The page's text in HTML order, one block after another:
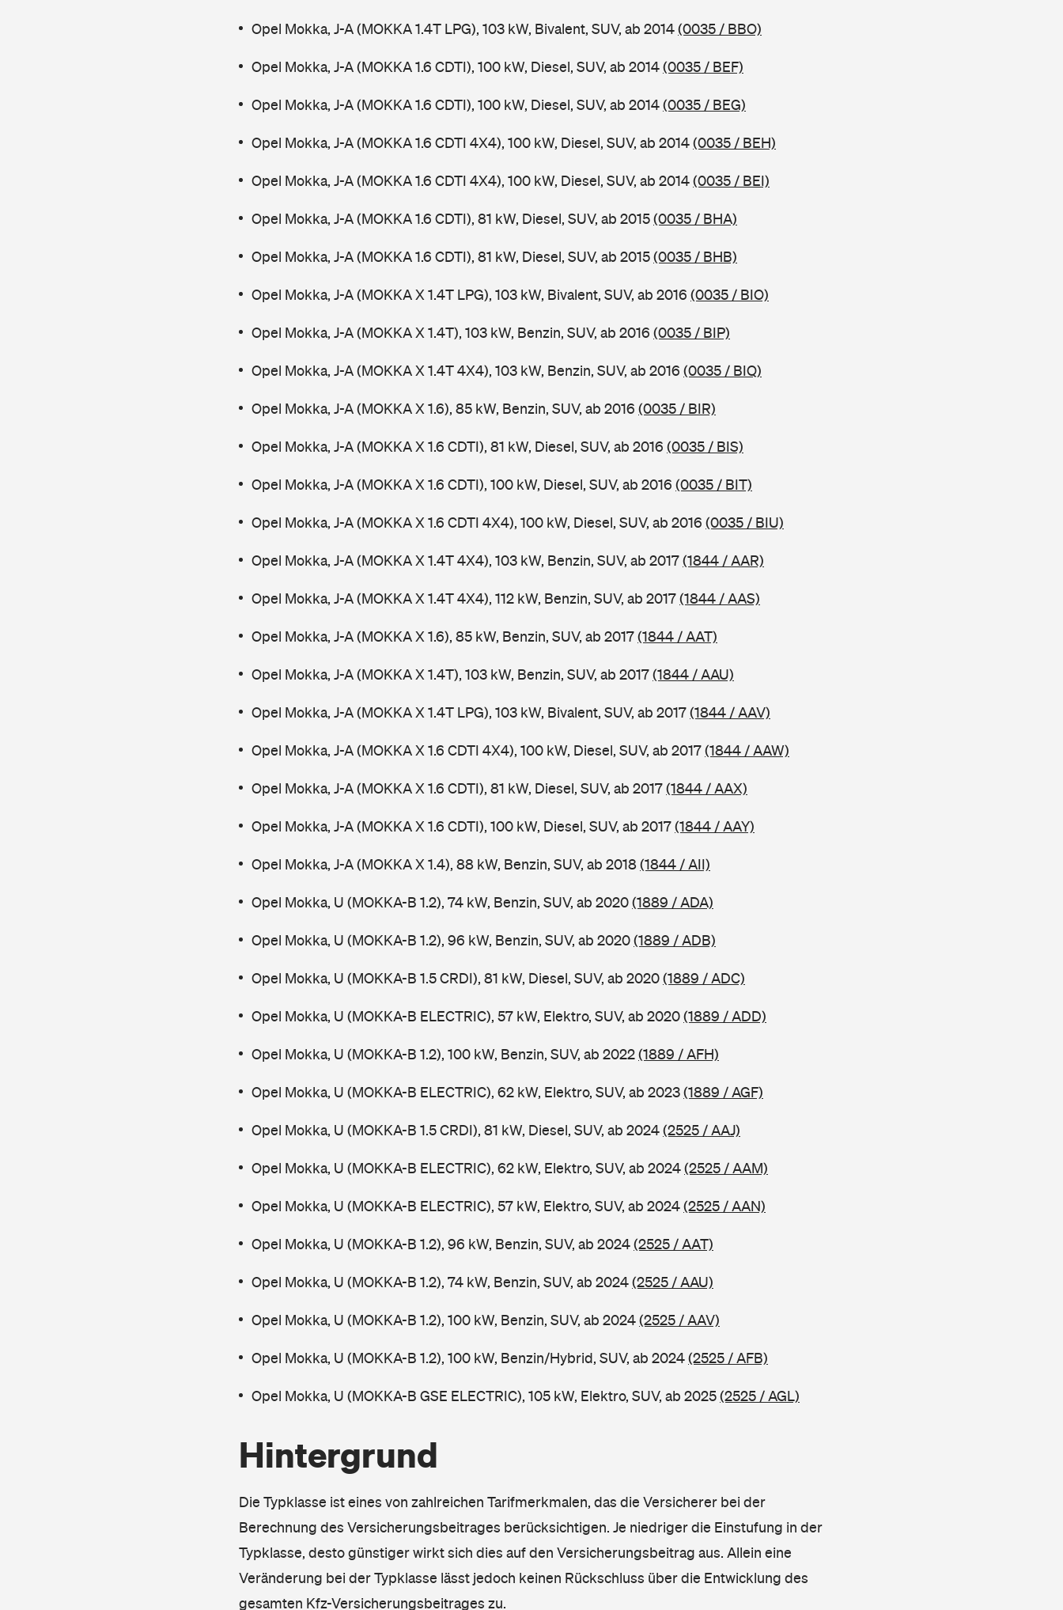
Opel Mokka, J-A (MOKKA 1.4T LPG), 103 kW, Bivalent, SUV, ab 2014(0035 / BBO)
Opel Mokka, J-A (MOKKA 1.6 CDTI), 100 kW, Diesel, SUV, ab 2014(0035 / BEF)
Opel Mokka, J-A (MOKKA 1.6 CDTI), 100 kW, Diesel, SUV, ab 2014(0035 / BEG)
Opel Mokka, J-A (MOKKA 1.6 CDTI 4X4), 100 kW, Diesel, SUV, ab 2014(0035 / BEH)
Opel Mokka, J-A (MOKKA 1.6 CDTI 4X4), 100 kW, Diesel, SUV, ab 2014(0035 / BEI)
Opel Mokka, J-A (MOKKA 1.6 CDTI), 81 kW, Diesel, SUV, ab 2015(0035 / BHA)
Opel Mokka, J-A (MOKKA 1.6 CDTI), 81 kW, Diesel, SUV, ab 2015(0035 / BHB)
Opel Mokka, J-A (MOKKA X 1.4T LPG), 103 kW, Bivalent, SUV, ab 2016 (0035 / BIO)
Opel Mokka, J-A (MOKKA X 1.4T), 103 kW, Benzin, SUV, ab 2016 (0035 / BIP)
Opel Mokka, J-A (MOKKA X 1.4T 4X4), 103 kW, Benzin, SUV, ab 2016 (0035 / BIQ)
Opel Mokka, J-A (MOKKA X 1.6), 85 kW, Benzin, SUV, ab 2016 (0035 / BIR)
Opel Mokka, J-A (MOKKA X 1.6 CDTI), 81 kW, Diesel, SUV, ab 2016 (0035 / BIS)
Opel Mokka, J-A (MOKKA X 1.6 CDTI), 100 kW, Diesel, SUV, ab 2016 (0035 / BIT)
Opel Mokka, J-A (MOKKA X 1.6 CDTI 4X4), 100 kW, Diesel, SUV, ab 2016 (0035 / BIU)
Opel Mokka, J-A (MOKKA X 1.4T 4X4), 103 kW, Benzin, SUV, ab 2017(1844 / AAR)
Opel Mokka, J-A (MOKKA X 1.4T 4X4), 112 kW, Benzin, SUV, ab 2017(1844 / AAS)
Opel Mokka, J-A (MOKKA X 1.6), 85 kW, Benzin, SUV, ab 2017(1844 / AAT)
Opel Mokka, J-A (MOKKA X 1.4T), 103 kW, Benzin, SUV, ab 2017(1844 / AAU)
Opel Mokka, J-A (MOKKA X 1.4T LPG), 103 kW, Bivalent, SUV, ab 2017(1844 / AAV)
Opel Mokka, J-A (MOKKA X 1.6 CDTI 4X4), 100 kW, Diesel, SUV, ab 2017(1844 / AAW)
Opel Mokka, J-A (MOKKA X 1.6 CDTI), 81 kW, Diesel, SUV, ab 2017(1844 / AAX)
Opel Mokka, J-A (MOKKA X 1.6 CDTI), 100 kW, Diesel, SUV, ab 2017(1844 / AAY)
Opel Mokka, J-A (MOKKA X 1.4), 88 kW, Benzin, SUV, ab 2018(1844 / AII)
Opel Mokka, U (MOKKA-B 1.2), 74 kW, Benzin, SUV, ab 2020(1889 / ADA)
Opel Mokka, U (MOKKA-B 1.2), 96 kW, Benzin, SUV, ab 2020(1889 / ADB)
Opel Mokka, U (MOKKA-B 1.5 CRDI), 81 kW, Diesel, SUV, ab 2020(1889 / ADC)
Opel Mokka, U (MOKKA-B ELECTRIC), 57 kW, Elektro, SUV, ab 2020(1889 / ADD)
Opel Mokka, U (MOKKA-B 1.2), 100 kW, Benzin, SUV, ab 2022(1889 / AFH)
Opel Mokka, U (MOKKA-B ELECTRIC), 62 kW, Elektro, SUV, ab 2023(1889 / AGF)
Opel Mokka, U (MOKKA-B 1.5 CRDI), 81 kW, Diesel, SUV, ab 2024(2525 / AAJ)
Opel Mokka, U (MOKKA-B ELECTRIC), 62 kW, Elektro, SUV, ab 2024(2525 / AAM)
Opel Mokka, U (MOKKA-B ELECTRIC), 57 kW, Elektro, SUV, ab 2024(2525 / AAN)
Opel Mokka, U (MOKKA-B 1.2), 96 kW, Benzin, SUV, ab 2024(2525 / AAT)
Opel Mokka, U (MOKKA-B 1.2), 74 kW, Benzin, SUV, ab 2024(2525 / AAU)
Opel Mokka, U (MOKKA-B 1.2), 100 kW, Benzin, SUV, ab 2024(2525 / AAV)
Opel Mokka, U (MOKKA-B 1.2), 100 kW, Benzin/Hybrid, SUV, ab 2024(2525 / AFB)
Opel Mokka, U (MOKKA-B GSE ELECTRIC), 105 kW, Elektro, SUV, ab 2025(2525 / AGL)
Hintergrund
Die Typklasse ist eines von zahlreichen Tarifmerkmalen, das die Versicherer bei der
Berechnung des Versicherungsbeitrages berücksichtigen. Je niedriger die Einstufung in der
Typklasse, desto günstiger wirkt sich dies auf den Versicherungsbeitrag aus. Allein eine
Veränderung bei der Typklasse lässt jedoch keinen Rückschluss über die Entwicklung des
gesamten Kfz-Versicherungsbeitrages zu.